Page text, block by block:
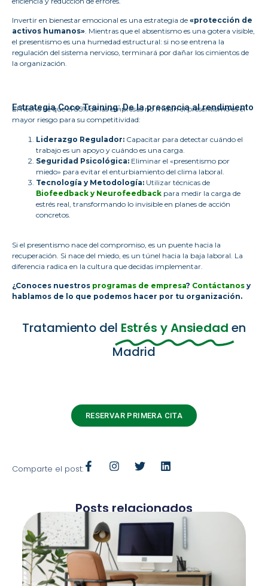
Invertir en bienestar emocional es una estrategia de «protección de
activos humanos». Mientras que el absentismo es una gotera visible,
el presentismo es una humedad estructural: si no se entrena la
regulación del sistema nervioso, terminará por dañar los cimientos de
la organización.
Estrategia Coco Training: De la presencia al rendimiento
El hecho de que el 85% de las empresas no midan el presentismo es el
mayor riesgo para su competitividad:
Liderazgo Regulador: Capacitar para detectar cuándo el
trabajo es un apoyo y cuándo es una carga.
Seguridad Psicológica: Eliminar el «presentismo por
miedo» para evitar el enturbiamiento del clima laboral.
Tecnología y Metodología: Utilizar técnicas de
Biofeedback y Neurofeedback para medir la carga de
estrés real, transformando lo invisible en planes de acción
concretos.
Si el presentismo nace del compromiso, es un puente hacia la
recuperación. Si nace del miedo, es un túnel hacia la baja laboral. La
diferencia radica en la cultura que decidas implementar.
¿Conoces nuestros programas de empresa? Contáctanos y
hablamos de lo que podemos hacer por tu organización.
Tratamiento del Estrés y Ansiedad en
Madrid
RESERVAR PRIMERA CITA
Comparte el post:
Posts relacionados